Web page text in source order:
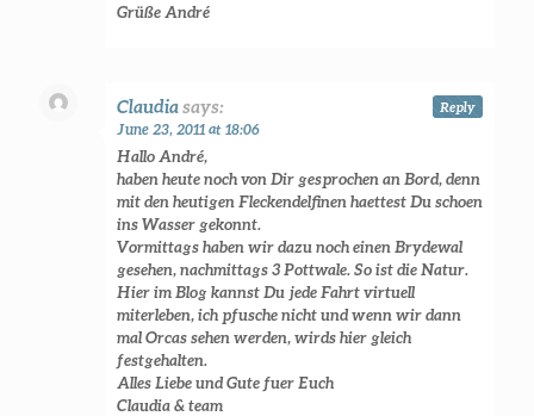
Grüße André
Claudiasays:
June 23, 2011 at 18:06
Hallo André,
haben heute noch von Dir gesprochen an Bord, denn
mit den heutigen Fleckendelfinen haettest Du schoen
ins Wasser gekonnt.
Vormittags haben wir dazu noch einen Brydewal
gesehen, nachmittags 3 Pottwale. So ist die Natur.
Hier im Blog kannst Du jede Fahrt virtuell
miterleben, ich pfusche nicht und wenn wir dann
mal Orcas sehen werden, wirds hier gleich
festgehalten.
Alles Liebe und Gute fuer Euch
Claudia & team
Reply